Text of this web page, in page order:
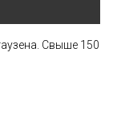
Свыше 150